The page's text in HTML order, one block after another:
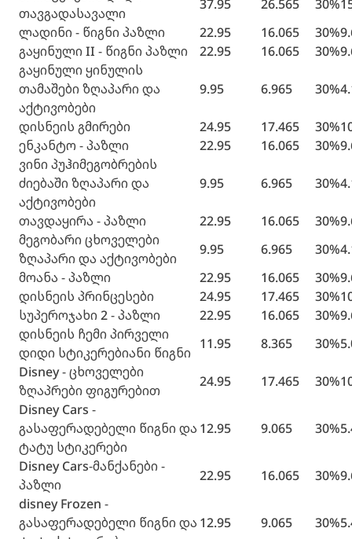
თავგადასავალი
37.95 26.565 30%
ლადინი - წიგნი პაზლი
22.95 16.065 30%
გაყინული II - წიგნი პაზლი
22.95 16.065 30%
გაყინული ყინულის
თამაშები ზღაპარი და
აქტივობები
9.95 6.965 30%
დისნეის გმირები 24.95 17.465 30%
ენკანტო - პაზლი
22.95 16.065 30%
ვინი პუჰიმეგობრების
ძიებაში ზღაპარი და
აქტივობები
9.95 6.965 30%
თავდაყირა - პაზლი 22.95 16.065 30%
მეგობარი ცხოველები
ზღაპარი და აქტივობები
9.95 6.965 30%
მოანა - პაზლი
22.95 16.065 30%
დისნეის პრინცესები
24.95 17.465 30%
სუპეროჯახი 2 - პაზლი
22.95 16.065 30%
დისნეის ჩემი პირველი
დიდი სტიკერებიანი წიგნი
11.95 8.365 30%
Disney - ცხოველები
ზღაპრები ფიგურებით
24.95 17.465 30%
Disney Cars -
გასაფერადებელი წიგნი და
ტატუ სტიკერები
12.95 9.065 30%
Disney Cars-მანქანები -
პაზლი
22.95 16.065 30%
disney Frozen -
გასაფერადებელი წიგნი და 12.95 9.065 30%